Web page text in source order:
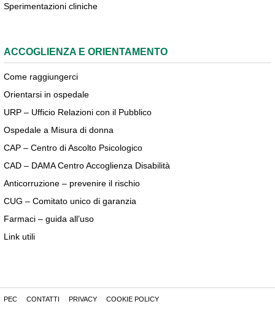
Sperimentazioni cliniche
ACCOGLIENZA E ORIENTAMENTO
Come raggiungerci
Orientarsi in ospedale
URP – Ufficio Relazioni con il Pubblico
Ospedale a Misura di donna
CAP – Centro di Ascolto Psicologico
CAD – DAMA Centro Accoglienza Disabilità
Anticorruzione – prevenire il rischio
CUG – Comitato unico di garanzia
Farmaci – guida all’uso
Link utili
PEC CONTATTI PRIVACY COOKIE POLICY